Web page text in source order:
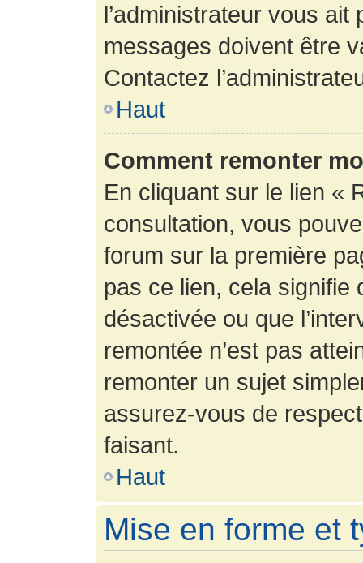
l’administrateur vous
messages doivent être
Contactez
Haut
Comment remonter
En cliquant sur le lien «
consultation, vous
forum sur la première
pas ce lien, cela signifie
désactivée ou que
remontée n’est pas
remonter un sujet
assurez-vous de
faisant.
Haut
Mise en forme et